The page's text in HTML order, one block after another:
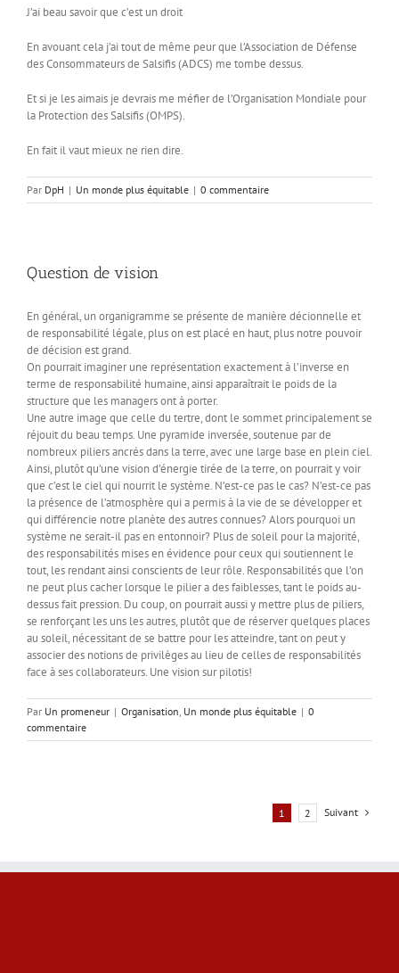
J’ai beau savoir que c’est un droit
En avouant cela j’ai tout de même peur que l’Association de Défense
des Consommateurs de Salsifis (ADCS) me tombe dessus.
Et si je les aimais je devrais me méfier de l’Organisation Mondiale pour
la Protection des Salsifis (OMPS).
En fait il vaut mieux ne rien dire.
Par DpH | Un monde plus équitable | 0 commentaire
Question de vision
En général, un organigramme se présente de manière décionnelle et
de responsabilité légale, plus on est placé en haut, plus notre pouvoir
de décision est grand.
On pourrait imaginer une représentation exactement à l’inverse en
terme de responsabilité humaine, ainsi apparaîtrait le poids de la
structure que les managers ont à porter.
Une autre image que celle du tertre, dont le sommet principalement se
réjouit du beau temps. Une pyramide inversée, soutenue par de
nombreux piliers ancrés dans la terre, avec une large base en plein ciel.
Ainsi, plutôt qu’une vision d’énergie tirée de la terre, on pourrait y voir
que c’est le ciel qui nourrit le système. N’est-ce pas le cas? N’est-ce pas
la présence de l’atmosphère qui a permis à la vie de se développer et
qui différencie notre planète des autres connues? Alors pourquoi un
système ne serait-il pas en entonnoir? Plus de soleil pour la majorité,
des responsabilités mises en évidence pour ceux qui soutiennent le
tout, les rendant ainsi conscients de leur rôle. Responsabilités que l’on
ne peut plus cacher lorsque le pilier a des faiblesses, tant le poids au-
dessus fait pression. Du coup, on pourrait aussi y mettre plus de piliers,
se renforçant les uns les autres, plutôt que de réserver quelques places
au soleil, nécessitant de se battre pour les atteindre, tant on peut y
associer des notions de privilèges au lieu de celles de responsabilités
face à ses collaborateurs. Une vision sur pilotis!
Par Un promeneur | Organisation, Un monde plus équitable | 0
commentaire
1 2 Suivant